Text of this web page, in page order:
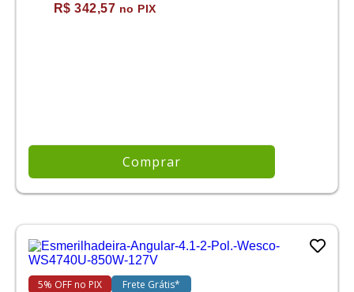
R$ 342,57 no PIX
Comprar
5% OFF no PIX Frete Grátis*